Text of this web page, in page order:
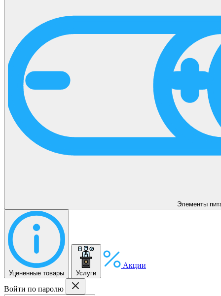
Элементы
Уцененные товары Услуги
Акции
Войти по паролю